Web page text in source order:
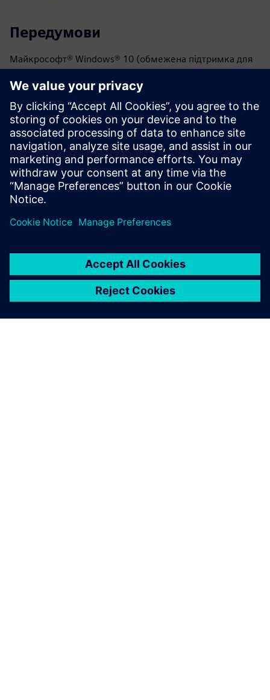
Передумови
Майкрософт® Windows® 10 (обмежена підтримка для
2 ГІГАБАЙТ ОПЕРАТИВНОЇ ПАМ'ЯТІ
40 Гб на жорсткому диску - 7200 об/хв
Для керування ліцензіями у хмарі потрібне
підключення до Інтернету
32-розрядний або 64-розрядний процесор INTEL® Core™
I3 (або еквівалент)
Монітор 17 ″ з роздільною здатністю 1280x1024